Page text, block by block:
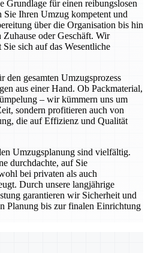
Grundlage für einen reibungslosen
Ihren Umzug kompetent und
über die Organisation bis hin
oder Geschäft. Wir
sich auf das Wesentliche
den gesamten Umzugsprozess
aus einer Hand. Ob Packmaterial,
– wir kümmern uns um
sondern profitieren auch von
die auf Effizienz und Qualität
Umzugsplanung sind vielfältig.
durchdachte, auf Sie
bei privaten als auch
Durch unsere langjährige
garantieren wir Sicherheit und
Planung bis zur finalen Einrichtung